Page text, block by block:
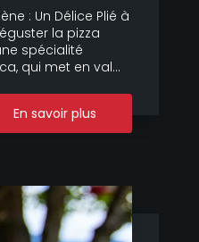
: Un Délice Plié à
la pizza
spécialité
qui met en val...
En savoir plus